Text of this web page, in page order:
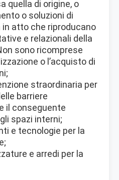
quella di origine, o
o soluzioni di
atto che riproducano
e relazionali della
sono ricomprese
o l’acquisto di
straordinaria per
barriere
il conseguente
spazi interni;
e tecnologie per la
e arredi per la